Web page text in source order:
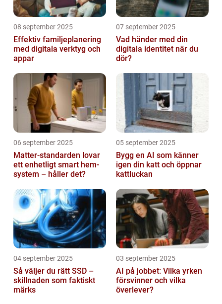
08 september 2025
Effektiv familjeplanering
med digitala verktyg och
appar
07 september 2025
Vad händer med din
digitala identitet när du
dör?
06 september 2025
Matter-standarden lovar
ett enhetligt smart hem-
system – håller det?
05 september 2025
Bygg en AI som känner
igen din katt och öppnar
kattluckan
04 september 2025
Så väljer du rätt SSD –
skillnaden som faktiskt
märks
03 september 2025
AI på jobbet: Vilka yrken
försvinner och vilka
överlever?